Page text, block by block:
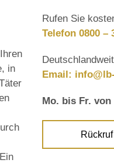
in
Rufen Sie
Telefon 0800 –
Email:
Mo. bis Fr. von